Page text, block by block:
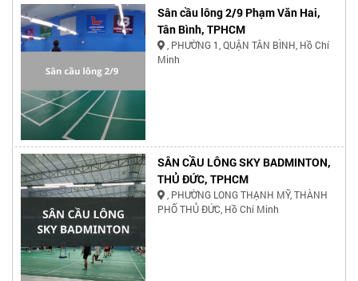
Sân cầu lông 2/9 Phạm Văn Hai,
Tân Bình, TPHCM
, PHƯỜNG 1, QUẬN TÂN BÌNH, Hồ Chí
Minh
SÂN CẦU LÔNG SKY BADMINTON,
THỦ ĐỨC, TPHCM
, PHƯỜNG LONG THẠNH MỸ, THÀNH
PHỐ THỦ ĐỨC, Hồ Chí Minh